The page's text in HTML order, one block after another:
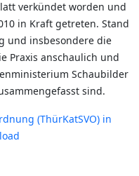
verkündet worden und
in Kraft getreten. Stand
und insbesondere die
Praxis anschaulich und
Schaubilder
sind.
(ThürKatSVO) in